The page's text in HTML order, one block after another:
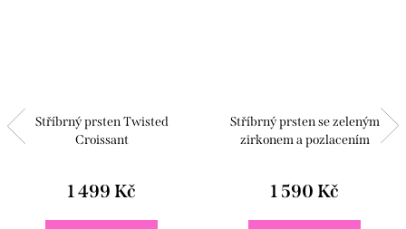
Stříbrný prsten Twisted
Croissant
1 499 Kč
Stříbrný prsten se zeleným
zirkonem a pozlacením
1 590 Kč